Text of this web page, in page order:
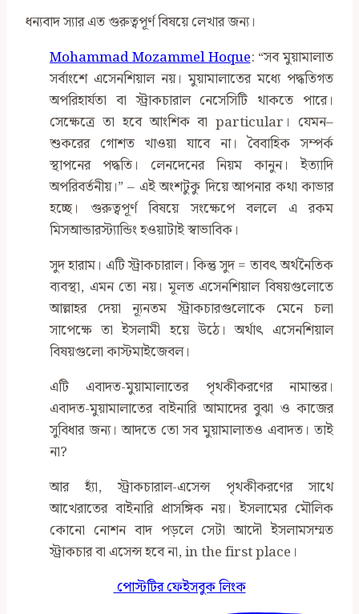
ধন্যবাদ স্যার এত গুরুত্বপূর্ণ বিষয়ে লেখার জন্য।
Mohammad Mozammel Hoque: “সব মুয়ামালাত
সর্বাংশে এসেনশিয়াল নয়। মুয়ামালাতের মধ্যে পদ্ধতিগত
অপরিহার্যতা বা স্ট্রাকচারাল নেসেসিটি থাকতে পারে।
সেক্ষেত্রে তা হবে আংশিক বা particular। যেমন–
শুকরের গোশত খাওয়া যাবে না। বৈবাহিক সম্পর্ক
স্থাপনের পদ্ধতি। লেনদেনের নিয়ম কানুন। ইত্যাদি
অপরিবর্তনীয়।” – এই অংশটুকু দিয়ে আপনার কথা কাভার
হচ্ছে। গুরুত্বপূর্ণ বিষয়ে সংক্ষেপে বললে এ রকম
মিসআন্ডারস্ট্যান্ডিং হওয়াটাই স্বাভাবিক।
সুদ হারাম। এটি স্ট্রাকচারাল। কিন্তু সুদ = তাবৎ অর্থনৈতিক
ব্যবস্থা, এমন তো নয়। মূলত এসেনশিয়াল বিষয়গুলোতে
আল্লাহর দেয়া ন্যূনতম স্ট্রাকচারগুলোকে মেনে চলা
সাপেক্ষে তা ইসলামী হয়ে উঠে। অর্থাৎ এসেনশিয়াল
বিষয়গুলো কাস্টমাইজেবল।
এটি এবাদত-মুয়ামালাতের পৃথকীকরণের নামান্তর।
এবাদত-মুয়ামালাতের বাইনারি আমাদের বুঝা ও কাজের
সুবিধার জন্য। আদতে তো সব মুয়ামালাতও এবাদত। তাই
না?
আর হ্যাঁ, স্ট্রাকচারাল-এসেন্স পৃথকীকরণের সাথে
আখেরাতের বাইনারি প্রাসঙ্গিক নয়। ইসলামের মৌলিক
কোনো নোশন বাদ পড়লে সেটা আদৌ ইসলামসম্মত
স্ট্রাকচার বা এসেন্স হবে না, in the first place।
পোস্টটির ফেইসবুক লিংক